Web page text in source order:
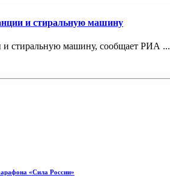
и стиральную машину
и стиральную машину, сообщает РИА ...
«Сила России»